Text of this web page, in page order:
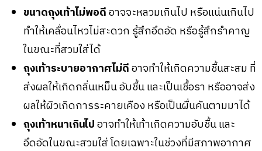
ขนาดถุงเท้าไม่พอดีอาจจะหลวมเกินไป หรือแน่นเกินไป
ทำให้เคลื่อนไหวไม่สะดวก รู้สึกอึดอัด หรือรู้สึกรำคาญ
ในขณะที่สวมใส่ได้
ถุงเท้าระบายอากาศไม่ดีอาจทำให้เกิดความชื้นสะสม ที่
ส่งผลให้เกิดกลิ่นเหม็น อับชื้น และเป็นเชื้อรา หรืออาจส่ง
ผลให้ผิวเกิดการระคายเคือง หรือเป็นผื่นคันตามมาได้
ถุงเท้าหนาเกินไปอาจทำให้เท้าเกิดความอับชื้น และ
อึดอัดในขณะสวมใส่ โดยเฉพาะในช่วงที่มีสภาพอากาศ